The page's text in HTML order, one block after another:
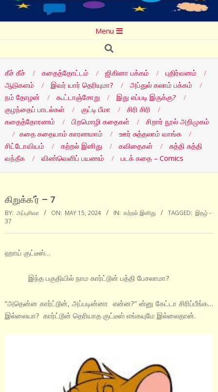
Menu
Search
கீச் கீச் கதைத்தோட்டம் ஜிகினா பக்கம்
புதிர்வனம்
ஆடுகளம்
இவர் யார் தெரியுமா?
அப்துல் கலாம் பக்கம்
நம் தோழன்
கூட்டாஞ்சோறு
இது எப்படி இருக்கு?
குழந்தைப் பாடல்கள்
குட்டி பீமா
சிரி சிரி
கதைத்தோரணம்
பிறமொழி கதைகள்
சிறார் நூல் அறிமுகம்
கதை கதையாம் காரணமாம்
ஊர் சுத்தலாம் வாங்க
சிட்டோவியம்
கற்றல் இனிது கவிதைகள்
சுத்தி சுத்தி
வந்தீக
விண்வெளிப் பயணம் படக் கதை – Comics
கிறுக்க’ர் – 7
BY: அப்புசிவா ON: MAY 15, 2024 IN: கற்றல் இனிது TAGGED: இதழ் -
37
ஹாய் குட்டீஸ்…
இந்த பகுதியில் நாம கார்ட்டூன் பத்தி பேசலாமா?
“அதென்ன கார்ட்டூன், அப்படின்னா என்ன?” ன்னு கேட்டா சிரிப்பீங்க…
இல்லையா? கார்ட்டூன் தெரியாத குட்டீஸ் எங்கயுமே இல்லைதான்.